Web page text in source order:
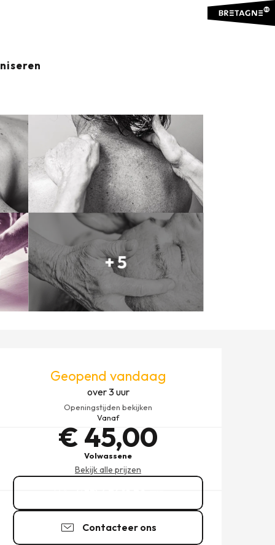
+ 5
Geopend vandaag
over 3 uur
Openingstijden bekijken
Vanaf
€ 45,00
Volwassene
Bekijk alle prijzen
Contacteer ons